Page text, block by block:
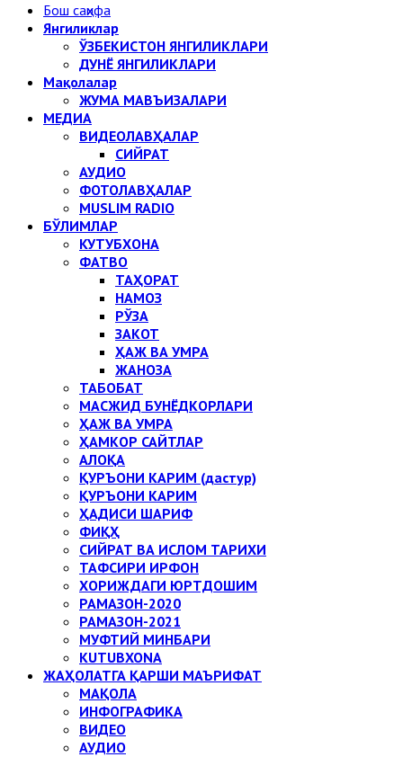
Бош саҳифа
Янгиликлар
ЎЗБЕКИСТОН ЯНГИЛИКЛАРИ
ДУНЁ ЯНГИЛИКЛАРИ
Мақолалар
ЖУМА МАВЪИЗАЛАРИ
МЕДИА
ВИДЕОЛАВҲАЛАР
СИЙРАТ
АУДИО
ФОТОЛАВҲАЛАР
MUSLIM RADIO
БЎЛИМЛАР
КУТУБХОНА
ФАТВО
ТАҲОРАТ
НАМОЗ
РЎЗА
ЗАКОТ
ҲАЖ ВА УМРА
ЖАНОЗА
ТАБОБАТ
МАСЖИД БУНЁДКОРЛАРИ
ҲАЖ ВА УМРА
ҲАМКОР САЙТЛАР
АЛОҚА
ҚУРЪОНИ КАРИМ (дастур)
ҚУРЪОНИ КАРИМ
ҲАДИСИ ШАРИФ
ФИҚҲ
СИЙРАТ ВА ИСЛОМ ТАРИХИ
ТАФСИРИ ИРФОН
ХОРИЖДАГИ ЮРТДОШИМ
РАМАЗОН-2020
РАМАЗОН-2021
МУФТИЙ МИНБАРИ
KUTUBXONA
ЖАҲОЛАТГА ҚАРШИ МАЪРИФАТ
МАҚОЛА
ИНФОГРАФИКА
ВИДЕО
АУДИО